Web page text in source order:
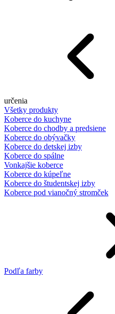
určenia
Všetky produkty
Koberce do kuchyne
Koberce do chodby a predsiene
Koberce do obývačky
Koberce do detskej izby
Koberce do spálne
Vonkajšie koberce
Koberce do kúpeľne
Koberce do študentskej izby
Koberce pod vianočný stromček
Podľa farby